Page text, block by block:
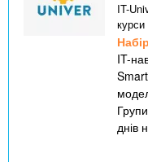
IT-
курси
IT-
днів